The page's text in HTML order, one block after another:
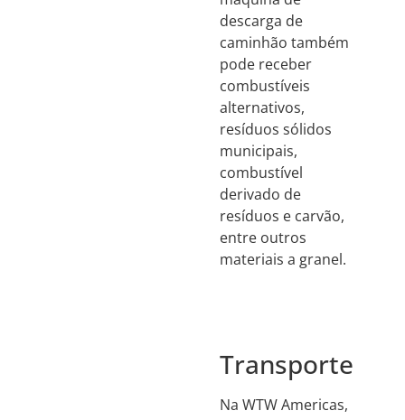
descarga de
caminhão também
pode receber
combustíveis
alternativos,
resíduos sólidos
municipais,
combustível
derivado de
resíduos e carvão,
entre outros
materiais a granel.
Transporte
Na WTW Americas,